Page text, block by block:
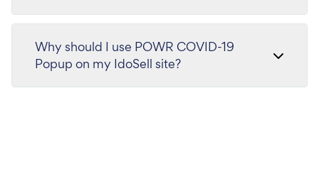
Why should I use POWR COVID-19
Popup on my IdoSell site?